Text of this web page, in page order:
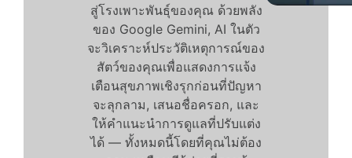
สู่โรงเพาะพันธุ์ของคุณ ด้วยพลัง
ของ Google Gemini, AI ในตัว
จะวิเคราะห์ประวัติเหตุการณ์ของ
สัตว์ของคุณเพื่อแสดงการแจ้ง
เตือนสุขภาพเชิงรุกก่อนที่ปัญหา
จะลุกลาม, เสนอชื่อครอก, และ
ให้คำแนะนำการดูแลที่ปรับแต่ง
ได้ — ทั้งหมดนี้โดยที่คุณไม่ต้อง